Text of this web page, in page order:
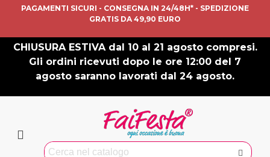
PAGAMENTI SICURI - CONSEGNA IN 24/48H* - SPEDIZIONE
GRATIS DA 49,90 EURO
CHIUSURA ESTIVA dal 10 al 21 agosto compresi.
Gli ordini ricevuti dopo le ore 12:00 del 7
agosto saranno lavorati dal 24 agosto.